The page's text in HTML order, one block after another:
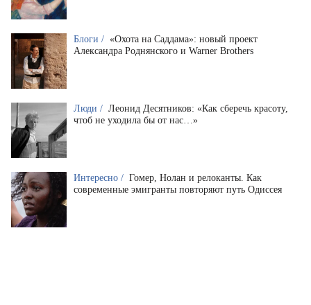
Блоги / «Охота на Саддама»: новый проект
Александра Роднянского и Warner Brothers
Люди / Леонид Десятников: «Как сберечь красоту,
чтоб не уходила бы от нас…»
Интересно / Гомер, Нолан и релоканты. Как
современные эмигранты повторяют путь Одиссея